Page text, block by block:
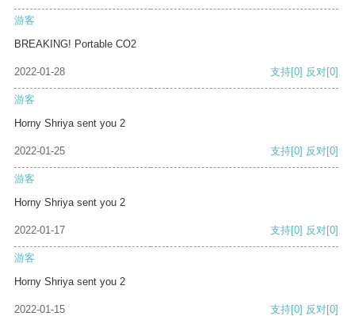
游客
BREAKING! Portable CO2
2022-01-28 支持[0] 反对[0]
游客
Horny Shriya sent you 2
2022-01-25 支持[0] 反对[0]
游客
Horny Shriya sent you 2
2022-01-17 支持[0] 反对[0]
游客
Horny Shriya sent you 2
2022-01-15 支持[0] 反对[0]